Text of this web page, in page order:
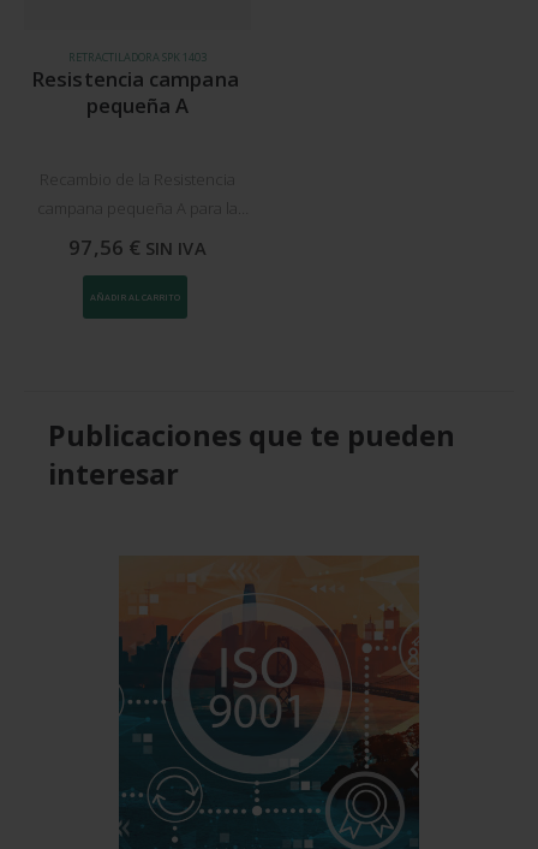
RETRACTILADORA SPK 1403
Resistencia campana
pequeña A
Recambio de la Resistencia
campana pequeña A para la
gama de retractiladoras SPK
97,56 € SIN IVA
AÑADIR AL CARRITO
Publicaciones que te pueden
interesar